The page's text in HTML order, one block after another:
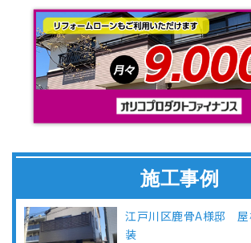
施工事例
江戸川区鹿骨A様邸 屋
装